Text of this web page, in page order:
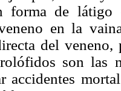
forma de látigo
en la
del
son las
accidentes